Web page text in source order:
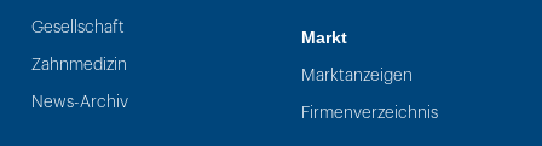
Gesellschaft
Zahnmedizin
News-Archiv
Markt
Marktanzeigen
Firmenverzeichnis